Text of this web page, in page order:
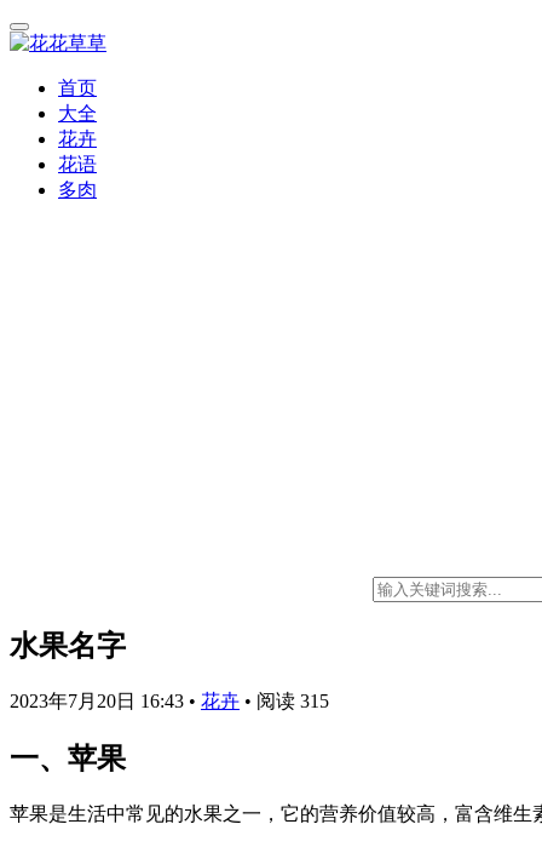
首页
大全
花卉
花语
多肉
水果名字
2023年7月20日 16:43 • 花卉 • 阅读 315
一、苹果
苹果是生活中常见的水果之一，它的营养价值较高，富含维